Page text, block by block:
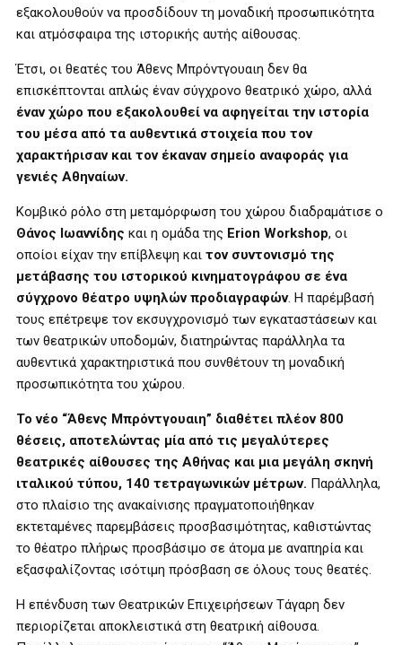
εξακολουθούν να προσδίδουν τη μοναδική προσωπικότητα
και ατμόσφαιρα της ιστορικής αυτής αίθουσας.
Έτσι, οι θεατές του Άθενς Μπρόντγουαιη δεν θα
επισκέπτονται απλώς έναν σύγχρονο θεατρικό χώρο, αλλά
έναν χώρο που εξακολουθεί να αφηγείται την ιστορία
του μέσα από τα αυθεντικά στοιχεία που τον
χαρακτήρισαν και τον έκαναν σημείο αναφοράς για
γενιές Αθηναίων.
Κομβικό ρόλο στη μεταμόρφωση του χώρου διαδραμάτισε ο
Θάνος Ιωαννίδης και η ομάδα της Erion Workshop, οι
οποίοι είχαν την επίβλεψη και τον συντονισμό της
μετάβασης του ιστορικού κινηματογράφου σε ένα
σύγχρονο θέατρο υψηλών προδιαγραφών. Η παρέμβασή
τους επέτρεψε τον εκσυγχρονισμό των εγκαταστάσεων και
των θεατρικών υποδομών, διατηρώντας παράλληλα τα
αυθεντικά χαρακτηριστικά που συνθέτουν τη μοναδική
προσωπικότητα του χώρου.
Το νέο “Άθενς Μπρόντγουαιη” διαθέτει πλέον 800
θέσεις, αποτελώντας μία από τις μεγαλύτερες
θεατρικές αίθουσες της Αθήνας και μια μεγάλη σκηνή
ιταλικού τύπου, 140 τετραγωνικών μέτρων. Παράλληλα,
στο πλαίσιο της ανακαίνισης πραγματοποιήθηκαν
εκτεταμένες παρεμβάσεις προσβασιμότητας, καθιστώντας
το θέατρο πλήρως προσβάσιμο σε άτομα με αναπηρία και
εξασφαλίζοντας ισότιμη πρόσβαση σε όλους τους θεατές.
Η επένδυση των Θεατρικών Επιχειρήσεων Τάγαρη δεν
περιορίζεται αποκλειστικά στη θεατρική αίθουσα.